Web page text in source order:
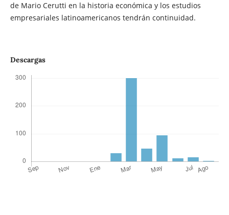
de Mario Cerutti en la historia económica y los estudios
empresariales latinoamericanos tendrán continuidad.
Descargas